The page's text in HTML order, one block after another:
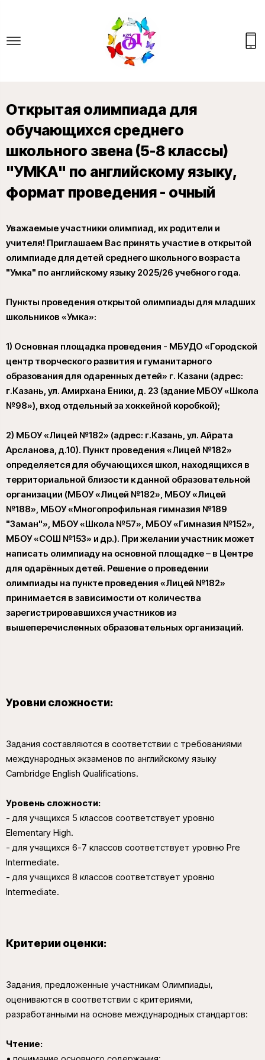
Открытая олимпиада для
обучающихся среднего
школьного звена (5-8 классы)
"УМКА" по английскому языку,
формат проведения - очный
Уважаемые участники олимпиад, их родители и
учителя! Приглашаем Вас принять участие в открытой
олимпиаде для детей среднего школьного возраста
"Умка" по английскому языку 2025/26 учебного года.
Пункты проведения открытой олимпиады для младших
школьников «Умка»:
1) Основная площадка проведения - МБУДО «Городской
центр творческого развития и гуманитарного
образования для одаренных детей» г. Казани (адрес:
г.Казань, ул. Амирхана Еники, д. 23 (здание МБОУ «Школа
№98»), вход отдельный за хоккейной коробкой);
2) МБОУ «Лицей №182» (адрес: г.Казань, ул. Айрата
Арсланова, д.10). Пункт проведения «Лицей №182»
определяется для обучающихся школ, находящихся в
территориальной близости к данной образовательной
организации (МБОУ «Лицей №182», МБОУ «Лицей
№188», МБОУ «Многопрофильная гимназия №189
"Заман"», МБОУ «Школа №57», МБОУ «Гимназия №152»,
МБОУ «СОШ №153» и др.). При желании участник может
написать олимпиаду на основной площадке – в Центре
для одарённых детей. Решение о проведении
олимпиады на пункте проведения «Лицей №182»
принимается в зависимости от количества
зарегистрировавшихся участников из
вышеперечисленных образовательных организаций.
Уровни сложности:
Задания составляются в соответствии с требованиями
международных экзаменов по английскому языку
Cambridge English Qualifications.
Уровень сложности:
- для учащихся 5 классов соответствует уровню
Elementary High.
- для учащихся 6-7 классов соответствует уровню Pre
Intermediate.
- для учащихся 8 классов соответствует уровню
Intermediate.
Критерии оценки:
Задания, предложенные участникам Олимпиады,
оцениваются в соответствии с критериями,
разработанными на основе международных стандартов:
Чтение: